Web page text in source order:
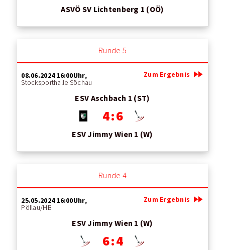
ASVÖ SV Lichtenberg 1 (OÖ)
Runde 5
08.06.2024 16:00Uhr,
Stocksporthalle Söchau
ESV Aschbach 1 (ST)
4 : 6
ESV Jimmy Wien 1 (W)
Zum Ergebnis fast_forward
Runde 4
25.05.2024 16:00Uhr,
Pöllau/HB
ESV Jimmy Wien 1 (W)
6 : 4
Zum Ergebnis fast_forward